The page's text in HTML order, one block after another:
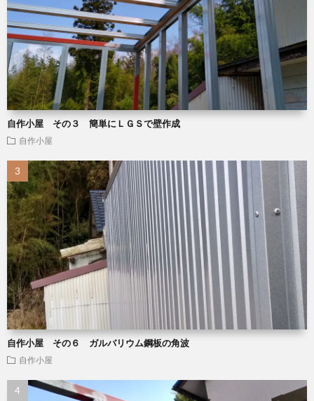
自作小屋 その３ 簡単にＬＧＳで壁作成
自作小屋
自作小屋 その６ ガルバリウム鋼板の角波
自作小屋